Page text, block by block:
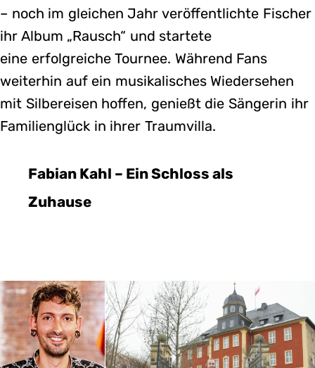
– noch im gleichen Jahr veröffentlichte Fischer
ihr Album „Rausch“ und startete
eine erfolgreiche Tournee. Während Fans
weiterhin auf ein musikalisches Wiedersehen
mit Silbereisen hoffen, genießt die Sängerin ihr
Familienglück in ihrer Traumvilla.
Fabian Kahl – Ein Schloss als
Zuhause